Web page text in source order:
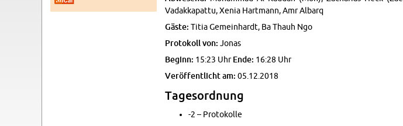
Vadakka­p­attu, Xenia Hart­mann, Amr Al­barq
Gäste: Titia Gemein­hardt, Ba Thauh Ngo
Pro­tokoll von: Jonas
Be­ginn: 15:23 Uhr Ende: 16:28 Uhr
Veröffentlicht am: 05.12.2018
Tage­sor­d­nung
-2 – Pro­tokolle